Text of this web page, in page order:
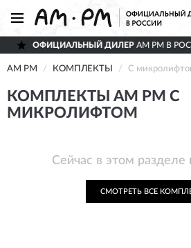
ДИЛЕРAM PM В РОССИИ
AM PM КОМПЛЕКТЫ С
КОМПЛЕКТЫ AM PM С
МИКРОЛИФТОМ
Сейчас в этом разделе
СМОТРЕТЬ ВСЕ